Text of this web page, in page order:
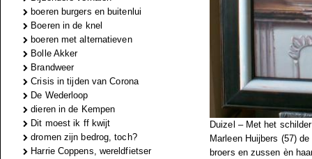
boeren burgers en buitenlui
Boeren in de knel
boeren met alternatieven
Bolle Akker
Brandweer
Crisis in tijden van Corona
De Wederloop
dieren in de Kempen
Dit moest ik ff kwijt
dromen zijn bedrog, toch?
Harrie Coppens, wereldfietser
Duizel – Met het
Marleen Huijbers (57)
broers en zussen èn